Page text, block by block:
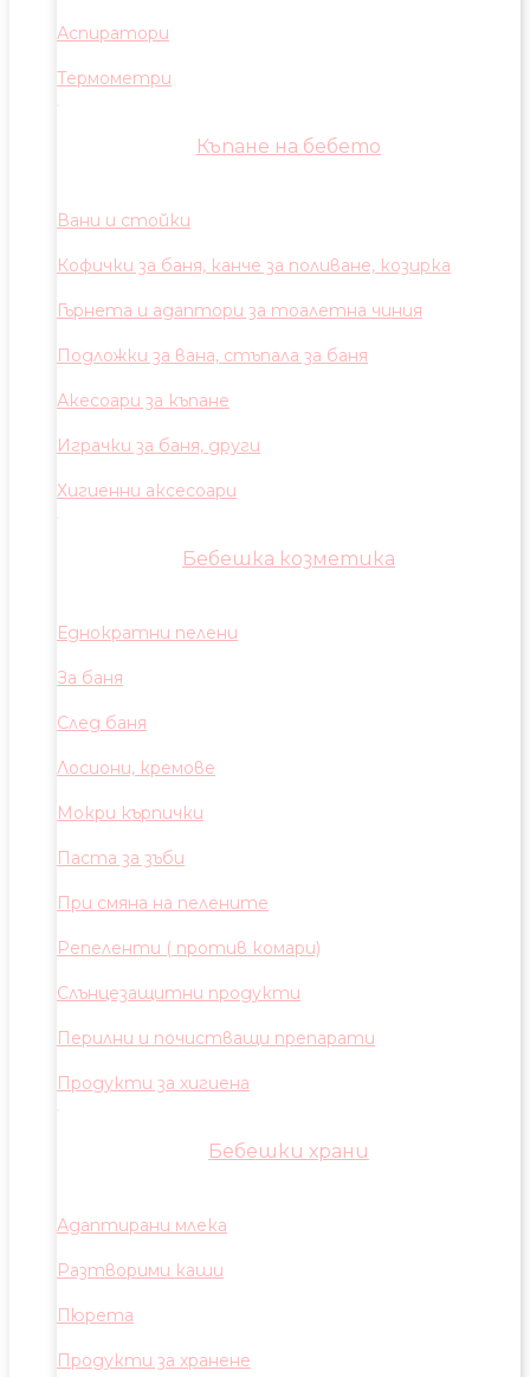
Аспиратори
Термометри
Къпане на бебето
Вани и стойки
Кофички за баня, канче за поливане, козирка
Гърнета и адаптори за тоалетна чиния
Подложки за вана, стъпала за баня
Акесоари за къпане
Играчки за баня, други
Хигиенни аксесоари
Бебешка козметика
Еднократни пелени
За баня
След баня
Лосиони, кремове
Мокри кърпички
Паста за зъби
При смяна на пелените
Репеленти ( против комари)
Слънцезащитни продукти
Перилни и почистващи препарати
Продукти за хигиена
Бебешки храни
Адаптирани млека
Разтворими каши
Пюрета
Продукти за хранене